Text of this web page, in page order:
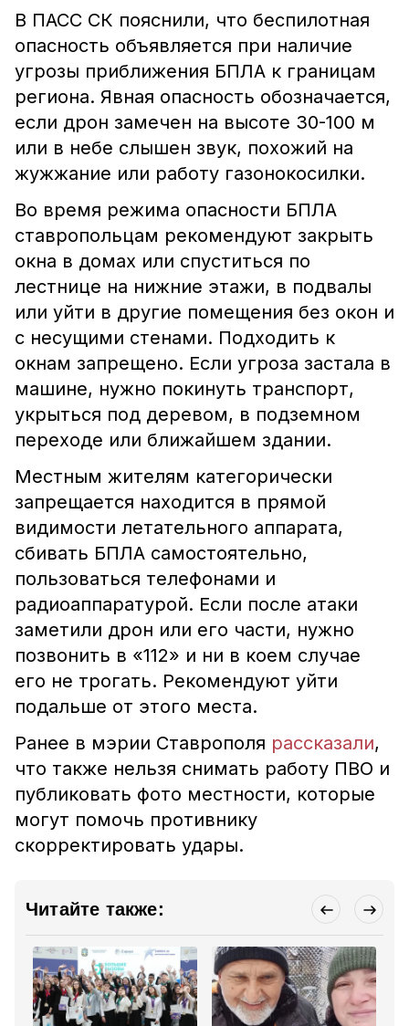
В ПАСС СК пояснили, что беспилотная
опасность объявляется при наличие
угрозы приближения БПЛА к границам
региона. Явная опасность обозначается,
если дрон замечен на высоте 30-100 м
или в небе слышен звук, похожий на
жужжание или работу газонокосилки.
Во время режима опасности БПЛА
ставропольцам рекомендуют закрыть
окна в домах или спуститься по
лестнице на нижние этажи, в подвалы
или уйти в другие помещения без окон и
с несущими стенами. Подходить к
окнам запрещено. Если угроза застала в
машине, нужно покинуть транспорт,
укрыться под деревом, в подземном
переходе или ближайшем здании.
Местным жителям категорически
запрещается находится в прямой
видимости летательного аппарата,
сбивать БПЛА самостоятельно,
пользоваться телефонами и
радиоаппаратурой. Если после атаки
заметили дрон или его части, нужно
позвонить в «112» и ни в коем случае
его не трогать. Рекомендуют уйти
подальше от этого места.
Ранее в мэрии Ставрополя рассказали,
что также нельзя снимать работу ПВО и
публиковать фото местности, которые
могут помочь противнику
скорректировать удары.
Читайте также: